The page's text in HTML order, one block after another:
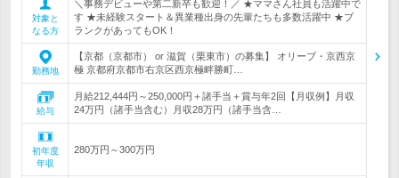
対象と
なる方
＼事務デビューや第二新卒も歓迎！／ ★ママさん社員も活躍中で
す ★未経験スタート＆異業種出身の先輩たちも多数活躍中 ★ブ
ランクがあってもOK！
勤務地
【京都（京都市） or 滋賀（栗東市）の募集】 オリーブ・京西京
極 京都府京都市右京区西京極畔勝町…
給与
月給212,444円～250,000円＋諸手当＋賞与年2回【月収例】月収
24万円（諸手当含む）月収28万円（諸手当含…
初年度
年収
280万円～300万円